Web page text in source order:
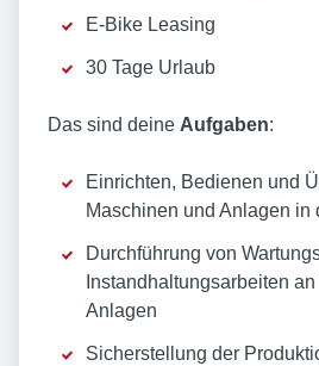
E-Bike Leasing
30 Tage Urlaub
Das sind deine Aufgaben:
Einrichten, Bedienen und
Maschinen und Anlagen in
Durchführung von
Instandhaltungsarbeiten
Anlagen
Sicherstellung der